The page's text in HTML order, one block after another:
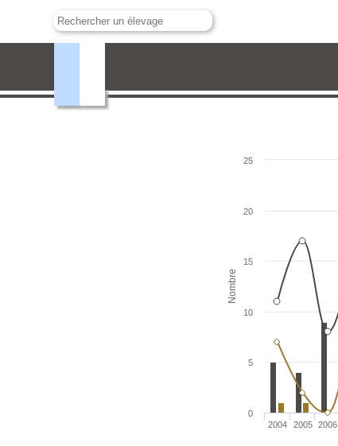
Nombre
2004 2005 2006
0
5
10
15
20
25